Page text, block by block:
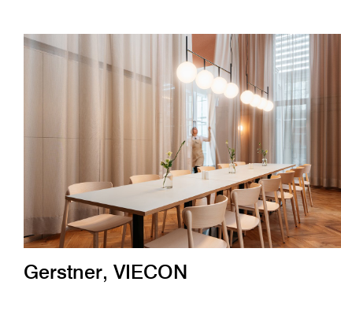
Gerstner, VIECON